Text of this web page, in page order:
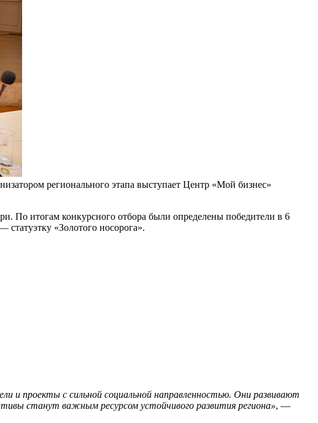
регионального этапа выступает Центр «Мой бизнес»
По итогам конкурсного отбора были определены победители в 6
«Золотого носорога».
и проекты с сильной социальной направленностью. Они развивают
станут важным ресурсом устойчивого развития региона», —